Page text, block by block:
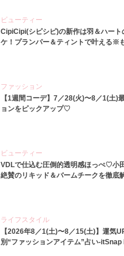
ビューティー
CipiCipi(シピシピ)の新作は羽＆ハート
ケ！プランパー＆ティントで叶える※
ファッション
【1週間コーデ】7／28(火)〜8／1(土)
ョンをピックアップ♡
ビューティー
VDLで仕込む圧倒的透明感ほっぺ♡小
絶賛のリキッド＆バームチークを徹底
ライフスタイル
【2026年8／1(土)〜8／15(土)】運気
別“ファッションアイテム”占い-